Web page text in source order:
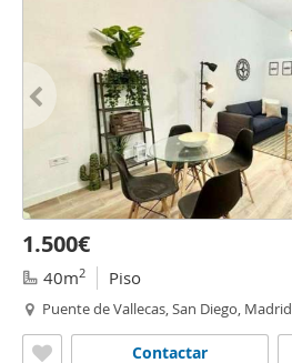
1.500€
40m2 Piso
Puente de Vallecas, San Diego, Madrid
Contactar